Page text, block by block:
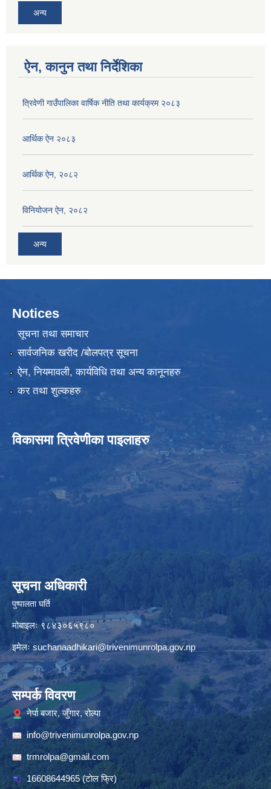
अन्य
ऐन, कानुन तथा निर्देशिका
त्रिवेणी गाउँपालिका वार्षिक नीति तथा कार्यक्रम २०८३
आर्थिक ऐन २०८३
आर्थिक ऐन, २०८२
विनियोजन ऐन, २०८२
अन्य
Notices
सूचना तथा समाचार
सार्वजनिक खरीद /बोलपत्र सूचना
ऐन, नियमावली, कार्यविधि तथा अन्य कानूनहरु
कर तथा शुल्कहरु
विकासमा त्रिवेणीका पाइलाहरु
सूचना अधिकारी
पुष्पालता घर्ति
मोबाइलः ९८४३०६५९८०
इमेलःsuchanaadhikari@trivenimunrolpa.gov.np
सम्पर्क विवरण
नेर्पा बजार, जुँगार, रोल्पा
info@trivenimunrolpa.gov.np
trmrolpa@gmail.com
16608644965(टाेल फ्रि)